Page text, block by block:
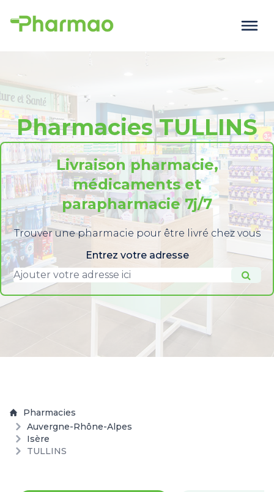
Pharmacies TULLINS
Livraison pharmacie,
médicaments et
parapharmacie 7j/7
Trouver une pharmacie pour être livré chez vous
Entrez votre adresse
Pharmacies
Auvergne-Rhône-Alpes
Isère
TULLINS